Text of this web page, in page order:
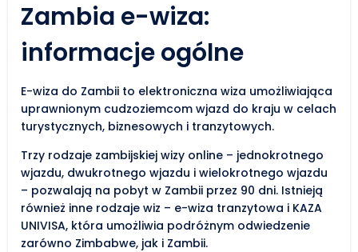
Zambia e-wiza:
informacje ogólne
E-wiza do Zambii to elektroniczna wiza umożliwiająca
uprawnionym cudzoziemcom wjazd do kraju w celach
turystycznych, biznesowych i tranzytowych.
Trzy rodzaje zambijskiej wizy online – jednokrotnego
wjazdu, dwukrotnego wjazdu i wielokrotnego wjazdu
– pozwalają na pobyt w Zambii przez 90 dni. Istnieją
również inne rodzaje wiz – e-wiza tranzytowa i KAZA
UNIVISA, która umożliwia podróżnym odwiedzenie
zarówno Zimbabwe, jak i Zambii.